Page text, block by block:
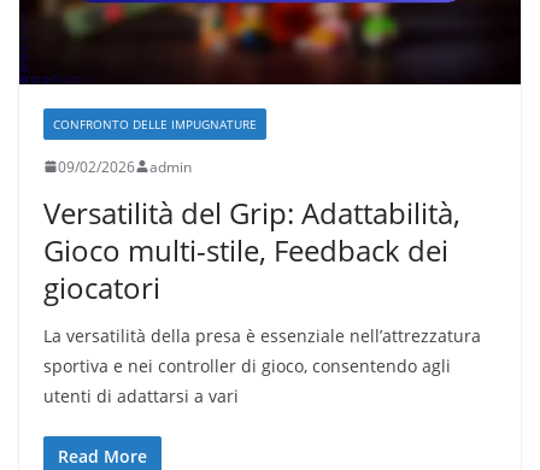
CONFRONTO DELLE IMPUGNATURE
09/02/2026 admin
Versatilità del Grip: Adattabilità,
Gioco multi-stile, Feedback dei
giocatori
La versatilità della presa è essenziale nell’attrezzatura
sportiva e nei controller di gioco, consentendo agli
utenti di adattarsi a vari
Read More